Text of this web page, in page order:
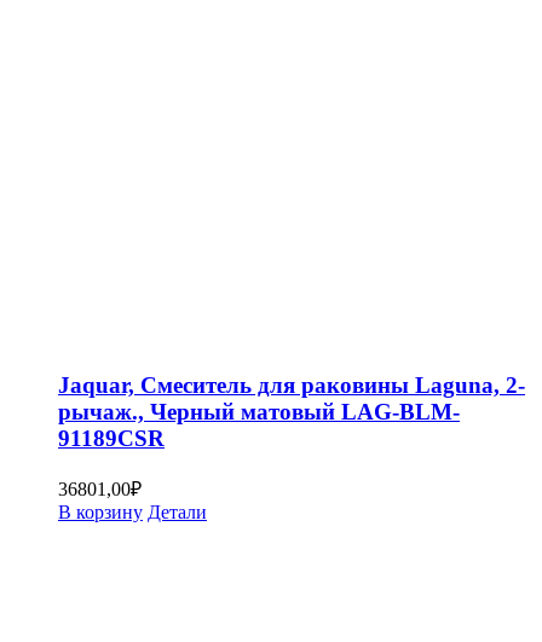
Jaquar, Смеситель для раковины Laguna, 2-
рычаж., Черный матовый LAG-BLM-
91189CSR
36801,00₽
В корзину Детали